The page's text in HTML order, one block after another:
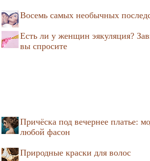
Восемь самых необычных
Есть ли у женщин эякуляция?
вы спросите
Причёска под вечернее платье:
любой фасон
Природные краски для волос